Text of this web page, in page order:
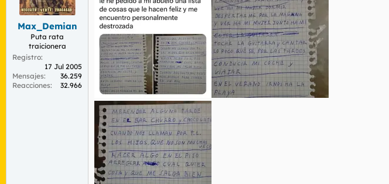
d
e
e
a
Max_Demian
Puta rata
traicionera
Registro
17 Jul 2005
Mensajes
36.259
Reacciones
32.966